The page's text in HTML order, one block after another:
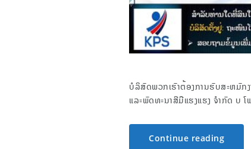
ບໍລິສັດພວກເຮົາຕ້ອງການຮັບສະຫມັກ
ແລະພັດທະນາສີມືແຮງແຮງ ຈຳກັດ ບ
Continue reading